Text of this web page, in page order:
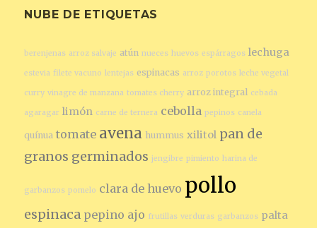
NUBE DE ETIQUETAS
berenjenas arroz salvaje atún nueces huevos espárragos lechuga
estevia filete vacuno lentejas espinacas arroz porotos leche vegetal
curry vinagre de manzana tomates cherry arroz integral cebada
agaragar limón carne de ternera cebolla pepinos canela
quínua tomate avena hummus xilitol pan de
granos germinados jengibre pimiento harina de
garbanzos pomelo clara de huevo pollo
espinaca pepino ajo frutillas verduras garbanzos palta